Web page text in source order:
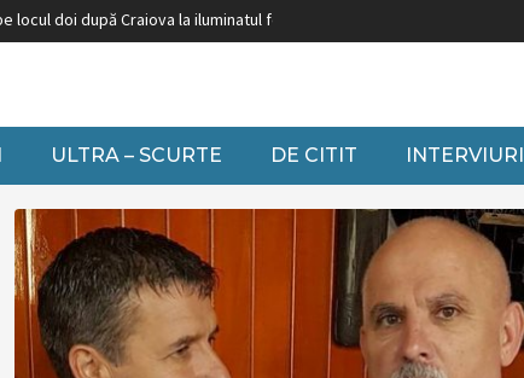
doi după Craiova la iluminatul festiv
ULTRA – SCURTE DE CITIT INTERVIURI